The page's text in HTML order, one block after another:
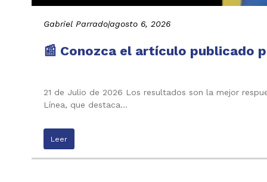
Gabriel Parrado|agosto 6, 2026
📰 Conozca el artículo publicado
21 de Julio de 2026 Los resultados son la mejor
Línea, que destaca…
Leer